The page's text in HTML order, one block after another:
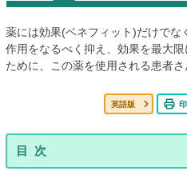
薬には効果(ベネフィット)だけでな
作用をなるべく抑え、効果を最大
ために、この薬を使用される患者さ
英語版